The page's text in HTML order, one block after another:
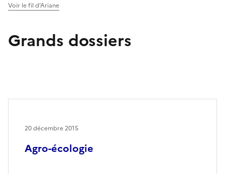
Voir le fil d'Ariane
Grands dossiers
Agro-écologie
20 décembre 2015